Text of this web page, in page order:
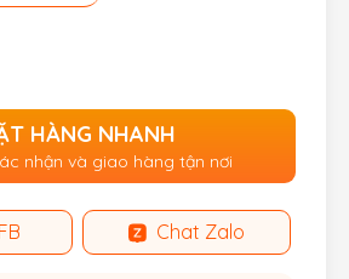
HÀNG NHANH
nhận và giao hàng tận nơi
Chat Zalo